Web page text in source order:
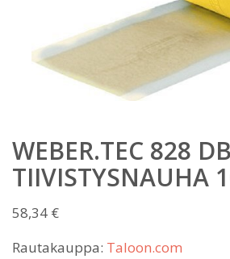
WEBER.TEC 828
TIIVISTYSNAUHA
58,34 €
Rautakauppa: Taloon.com